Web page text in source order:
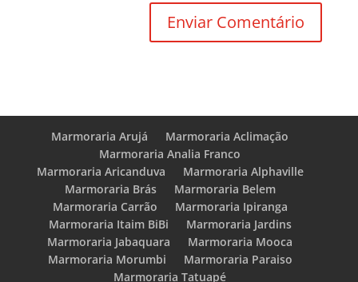
Marmoraria Arujá
Marmoraria Aclimação
Marmoraria Analia Franco
Marmoraria Aricanduva
Marmoraria Alphaville
Marmoraria Brás
Marmoraria Belem
Marmoraria Carrão
Marmoraria Ipiranga
Marmoraria Itaim BiBi
Marmoraria Jardins
Marmoraria Jabaquara
Marmoraria Mooca
Marmoraria Morumbi
Marmoraria Paraiso
Marmoraria Tatuapé